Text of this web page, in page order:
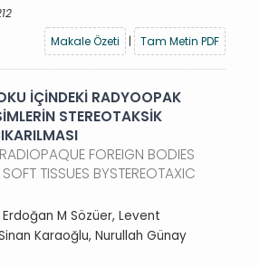
Makale Özeti
| Tam Metin PDF
İÇİNDEKİ RADYOOPAK
STEREOTAKSİK
FOREIGN BODIES
TISSUES BYSTEREOTAXIC
Erdoğan M Sözüer, Levent
Karaoğlu, Nurullah Günay